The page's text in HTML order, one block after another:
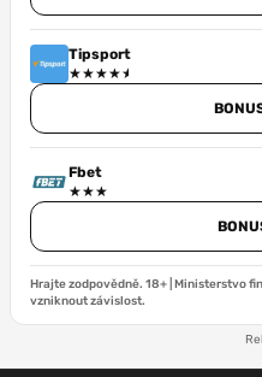
Tipsport
Fbet
Hrajte zodpovědně. 18+ | Ministerstvo
vzniknout závislost.